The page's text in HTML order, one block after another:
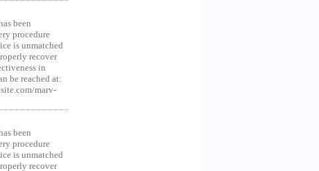
been
procedure
is unmatched
recover
in
be reached at:
marv-
been
procedure
is unmatched
recover